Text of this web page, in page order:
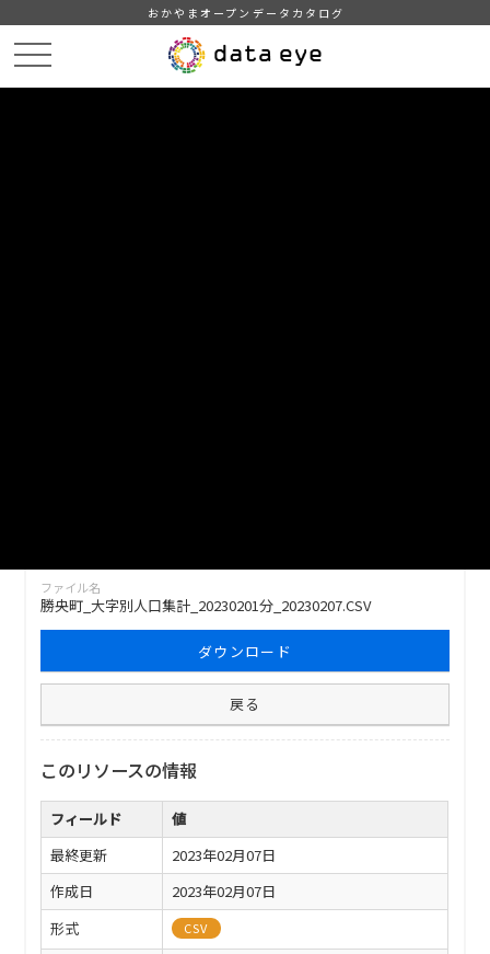
おかやまオープンデータカタログ
ファイル名
勝央町_大字別人口集計_20230201分_20230207.CSV
ダウンロード
戻る
このリソースの情報
フィールド
値
最終更新
2023年02月07日
作成日
2023年02月07日
形式
CSV